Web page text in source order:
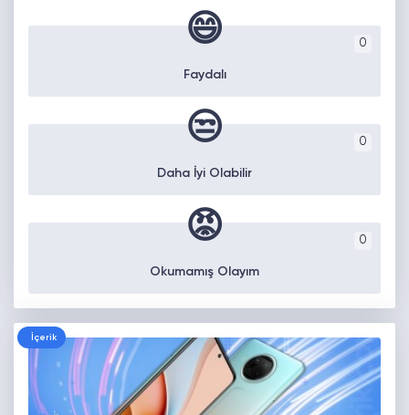
0
😄
Faydalı
0
😒
Daha İyi Olabilir
0
😡
Okumamış Olayım
İçerik